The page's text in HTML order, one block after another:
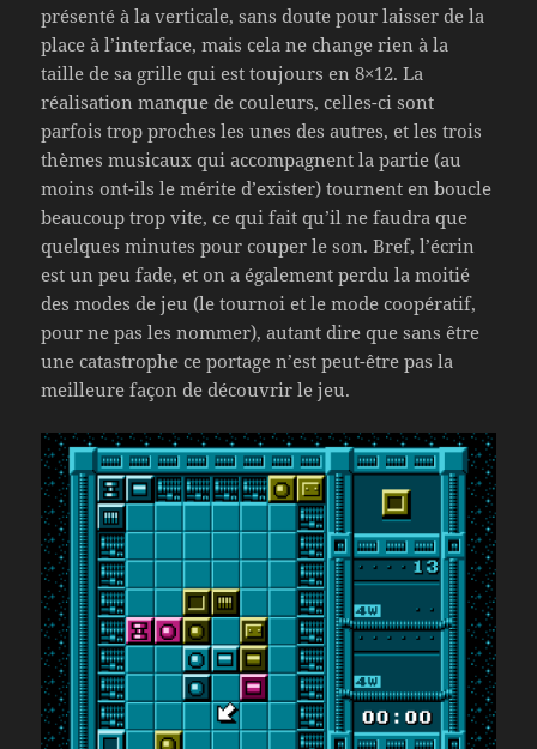
présenté à la verticale, sans doute pour laisser de la
place à l’interface, mais cela ne change rien à la
taille de sa grille qui est toujours en 8×12. La
réalisation manque de couleurs, celles-ci sont
parfois trop proches les unes des autres, et les trois
thèmes musicaux qui accompagnent la partie (au
moins ont-ils le mérite d’exister) tournent en boucle
beaucoup trop vite, ce qui fait qu’il ne faudra que
quelques minutes pour couper le son. Bref, l’écrin
est un peu fade, et on a également perdu la moitié
des modes de jeu (le tournoi et le mode coopératif,
pour ne pas les nommer), autant dire que sans être
une catastrophe ce portage n’est peut-être pas la
meilleure façon de découvrir le jeu.